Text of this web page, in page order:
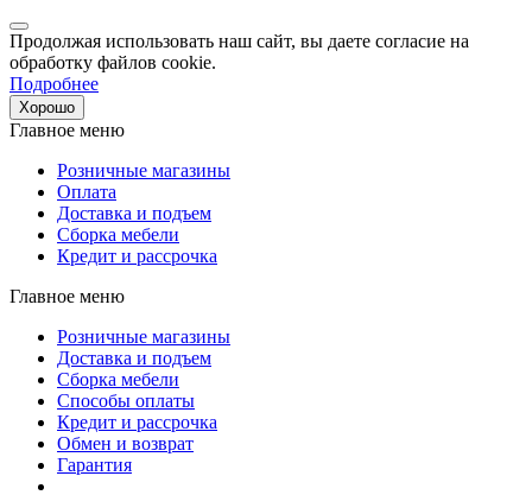
Продолжая использовать наш сайт, вы даете согласие на
обработку файлов cookie.
Подробнее
Хорошо
Главное меню
Розничные магазины
Оплата
Доставка и подъем
Сборка мебели
Кредит и рассрочка
Главное меню
Розничные магазины
Доставка и подъем
Сборка мебели
Способы оплаты
Кредит и рассрочка
Обмен и возврат
Гарантия